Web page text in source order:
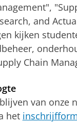
and
kijken
Chain
van onze
het